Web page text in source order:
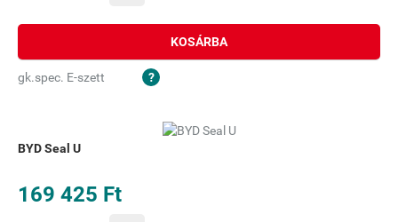
KOSÁRBA
gk.spec. E-szett
BYD Seal U
169 425 Ft